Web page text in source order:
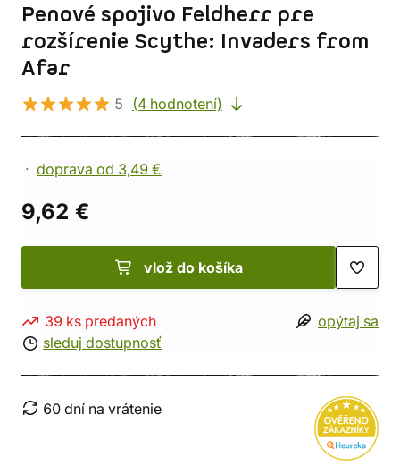
Penové spojivo Feldherr pre
rozšírenie Scythe: Invaders from
Afar
5 (4 hodnotení)
doprava od 3,49 €
9,62 €
vlož do košíka
39 ks predaných
sleduj dostupnosť
opýtaj sa
60 dní na vrátenie